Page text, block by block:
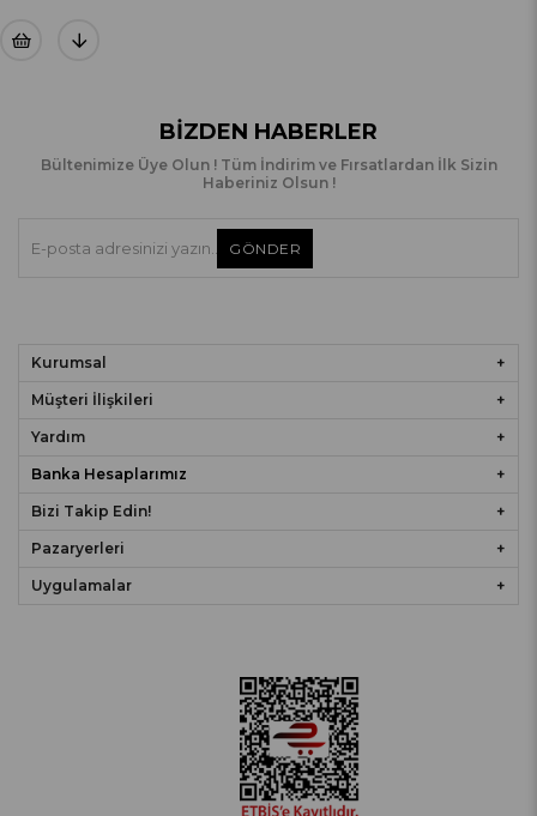
BIZDEN HABERLER
Bültenimize Üye Olun ! Tüm İndirim ve Fırsatlardan İlk Sizin
Haberiniz Olsun !
GÖNDER
Kurumsal
Müşteri İlişkileri
Yardım
Banka Hesaplarımız
Bizi Takip Edin!
Pazaryerleri
Uygulamalar